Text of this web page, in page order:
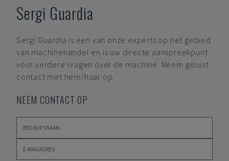
Sergi Guardia
Sergi Guardia is een van onze experts op het gebied
van machinehandel en is uw directe aanspreekpunt
voor verdere vragen over de machine. Neem gerust
contact met hem/haar op.
NEEM CONTACT OP